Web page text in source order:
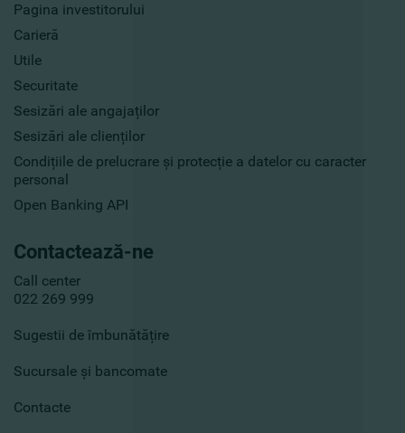
Pagina investitorului
Carieră
Utile
Securitate
Sesizări ale angajaților
Sesizări ale clienților
Condițiile de prelucrare și protecție a datelor cu caracter
personal
Open Banking API
Contactează-ne
Call center
022 269 999
Sugestii de îmbunătățire
Sucursale și bancomate
Contacte